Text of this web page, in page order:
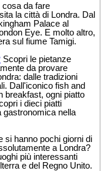
cosa da fare
la città di Londra. Dal
Palace al
Eye. E molto altro,
sul fiume Tamigi.
Scopri le pietanze
da provare
dalle tradizioni
Dall'iconico fish and
breakfast, ogni piatto
i dieci piatti
gastronomica nella
si hanno pochi giorni di
a Londra?
più interessanti
e del Regno Unito.